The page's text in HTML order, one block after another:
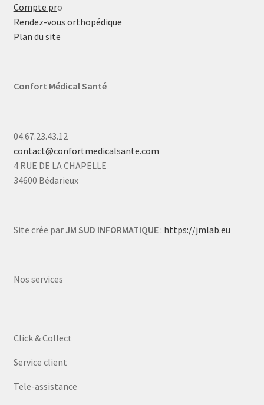
Compte pro
Rendez-vous orthopédique
Plan du site
Confort Médical Santé
04.67.23.43.12
contact@confortmedicalsante.com
4 RUE DE LA CHAPELLE
34600 Bédarieux
Site crée par JM SUD INFORMATIQUE: https://jmlab.eu
Nos services
Click & Collect
Service client
Tele-assistance